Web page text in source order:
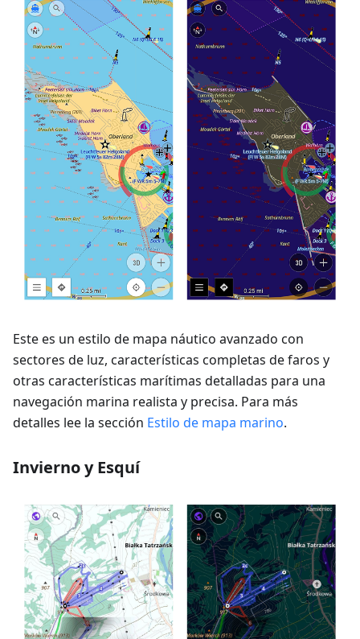
Este es un estilo de mapa náutico avanzado con
sectores de luz, características completas de faros y
otras características marítimas detalladas para una
navegación marina realista y precisa. Para más
detalles lee la sección Estilo de mapa marino.
Invierno y Esquí